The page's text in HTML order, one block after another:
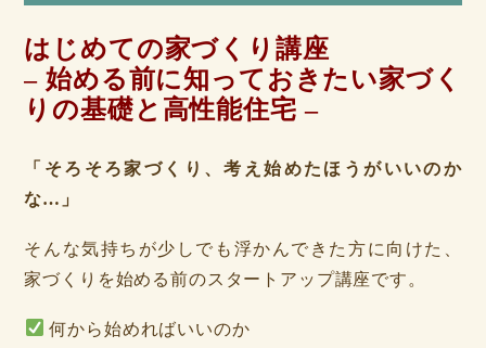
はじめての家づくり講座
– 始める前に知っておきたい家づく
りの基礎と高性能住宅 –
「そろそろ家づくり、考え始めたほうがいいのか
な…」
そんな気持ちが少しでも浮かんできた方に向けた、
家づくりを始める前のスタートアップ講座です。
何から始めればいいのか